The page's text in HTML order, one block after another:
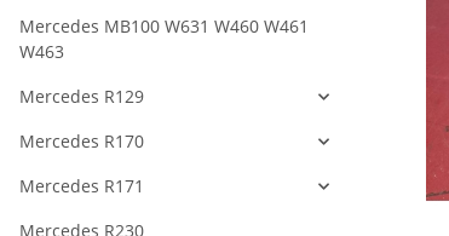
Mercedes MB100 W631 W460 W461
W463
Mercedes R129
Mercedes R170
Mercedes R171
Mercedes R230